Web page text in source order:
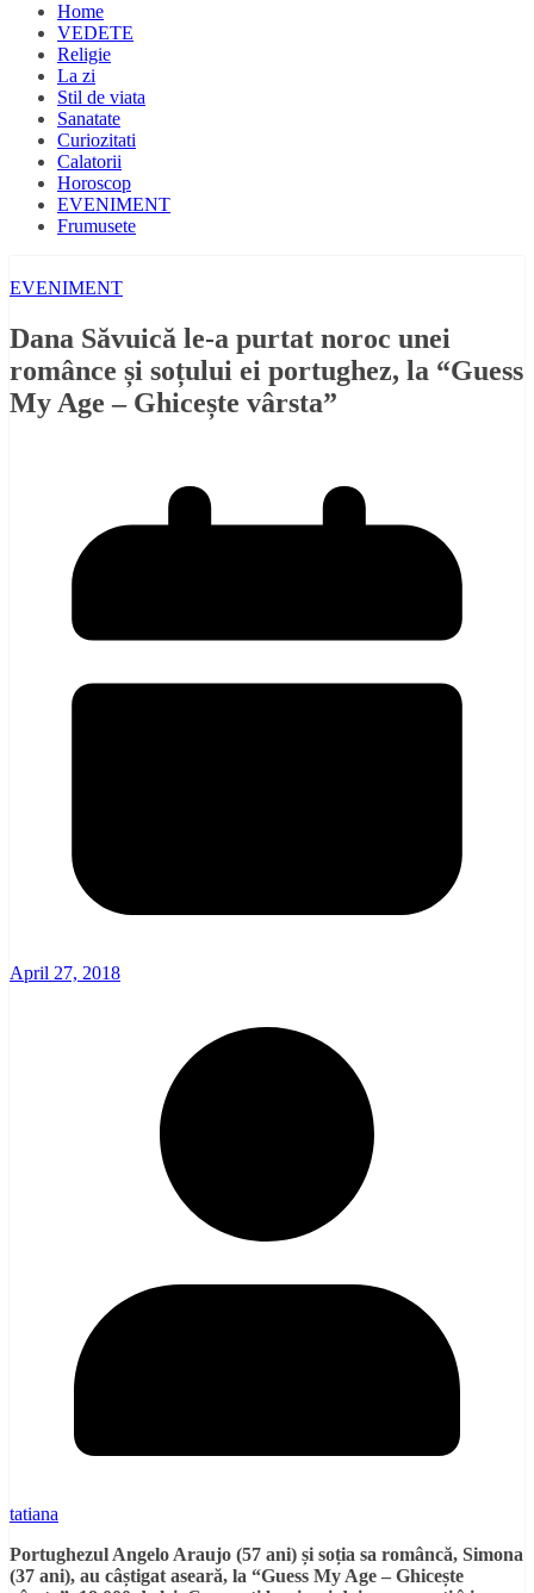
Home
VEDETE
Religie
La zi
Stil de viata
Sanatate
Curiozitati
Calatorii
Horoscop
EVENIMENT
Frumusete
EVENIMENT
Dana Săvuică le-a purtat noroc unei
românce și soțului ei portughez, la “Guess
My Age – Ghicește vârsta”
April 27, 2018
tatiana
Portughezul Angelo Araujo (57 ani) și soția sa româncă, Simona
(37 ani), au câștigat aseară, la “Guess My Age – Ghicește